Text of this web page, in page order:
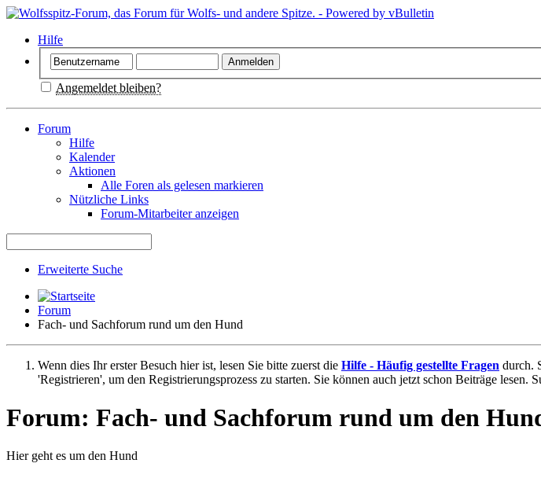
Hilfe
Angemeldet bleiben?
Forum
Hilfe
Kalender
Aktionen
Alle Foren als gelesen markieren
Nützliche Links
Forum-Mitarbeiter anzeigen
Erweiterte Suche
Forum
Fach- und Sachforum rund um den Hund
Wenn dies Ihr erster Besuch hier ist, lesen Sie bitte zuerst die Hilfe - Häufig gestellte Fragen durch.
'Registrieren', um den Registrierungsprozess zu starten. Sie können auch jetzt schon Beiträge lesen.
Forum: Fach- und Sachforum rund um den
Hier geht es um den Hund